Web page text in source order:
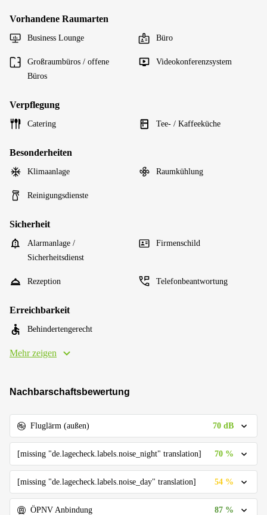
Vorhandene Raumarten
Business Lounge Büro
Großraumbüros / offene
Büros
Videokonferenzsystem
Verpflegung
Catering Tee- / Kaffeeküche
Besonderheiten
Klimaanlage Raumkühlung
Reinigungsdienste
Sicherheit
Alarmanlage /
Sicherheitsdienst
Firmenschild
Rezeption Telefonbeantwortung
Erreichbarkeit
Behindertengerecht
Mehr zeigen
Nachbarschaftsbewertung
Fluglärm (außen) 70 dB
[missing "de.lagecheck.labels.noise_night" translation] 70 %
[missing "de.lagecheck.labels.noise_day" translation] 54 %
ÖPNV Anbindung 87 %